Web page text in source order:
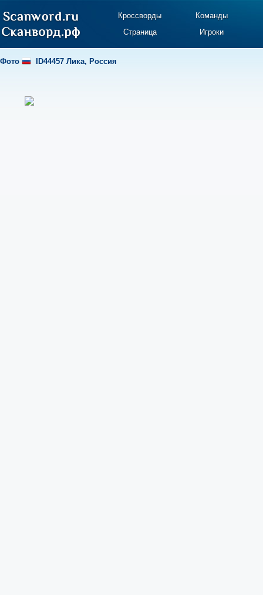
Кроссворды
Команды
Страница
Игроки
Фото ID44457 Лика, Россия